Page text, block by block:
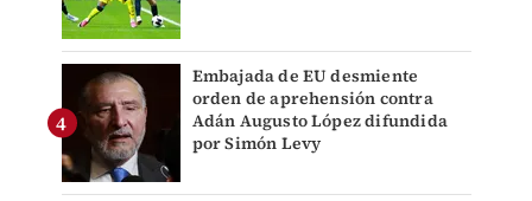
Embajada de EU desmiente
orden de aprehensión contra
Adán Augusto López difundida
por Simón Levy